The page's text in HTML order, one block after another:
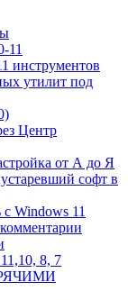
11
инструментов
утилит под
Центр
от А до Я
софт в
Windows 11
8, 7